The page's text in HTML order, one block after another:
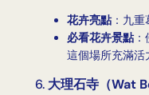
花卉亮點：九重
必看花卉景點：
這個場所充滿活
6.大理石寺（Wat